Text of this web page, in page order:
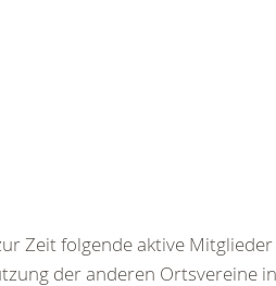
Zeit folgende aktive
der anderen Ortsvereine